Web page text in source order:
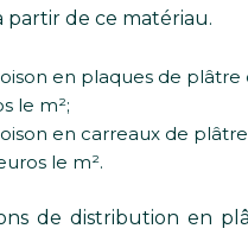
partir de ce matériau.
en plaques de
le m²;
en carreaux de
le m².
de distribution en